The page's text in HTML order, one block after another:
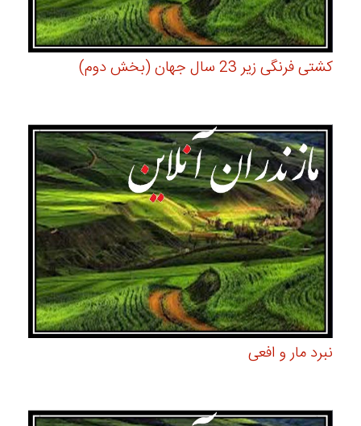
کشتی فرنگی زیر 23 سال جهان (بخش دوم)
نبرد مار و افعی